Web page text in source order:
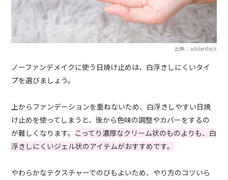
出典：adobestock
ノーファンデメイクに使う日焼け止めは、白浮きしにくいタイ
プを選びましょう。
上からファンデーションを重ねないため、白浮きしやすい日焼
け止めを使ってしまうと、後から色味の調整やカバーをするの
が難しくなります。 こってり濃厚なクリーム状のものよりも、白
浮きしにくいジェル状のアイテムがおすすめです。
やわらかなテクスチャーでのびもよいため、やり方のコツいら